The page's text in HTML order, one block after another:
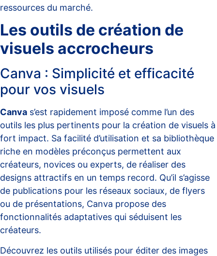
ressources du marché.
Les outils de création de
visuels accrocheurs
Canva : Simplicité et efficacité
pour vos visuels
Canva s’est rapidement imposé comme l’un des
outils les plus pertinents pour la création de visuels à
fort impact. Sa facilité d’utilisation et sa bibliothèque
riche en modèles préconçus permettent aux
créateurs, novices ou experts, de réaliser des
designs attractifs en un temps record. Qu’il s’agisse
de publications pour les réseaux sociaux, de flyers
ou de présentations, Canva propose des
fonctionnalités adaptatives qui séduisent les
créateurs.
Découvrez les outils utilisés pour éditer des images